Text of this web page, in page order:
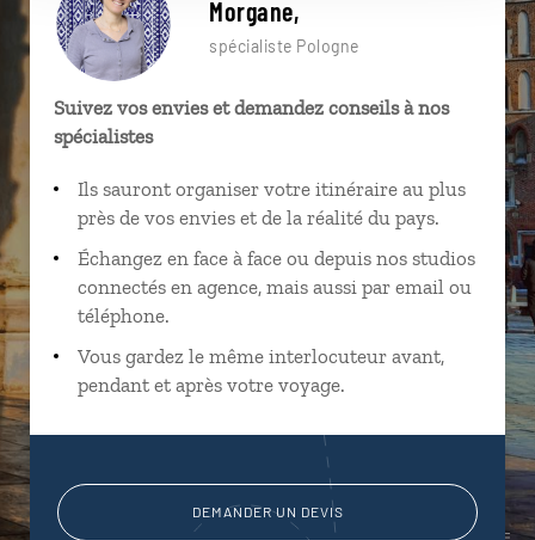
Morgane,
spécialiste Pologne
Suivez vos envies et demandez conseils à nos
spécialistes
Ils sauront organiser votre itinéraire au plus
près de vos envies et de la réalité du pays.
Échangez en face à face ou depuis nos studios
connectés en agence, mais aussi par email ou
téléphone.
Vous gardez le même interlocuteur avant,
pendant et après votre voyage.
DEMANDER UN DEVIS